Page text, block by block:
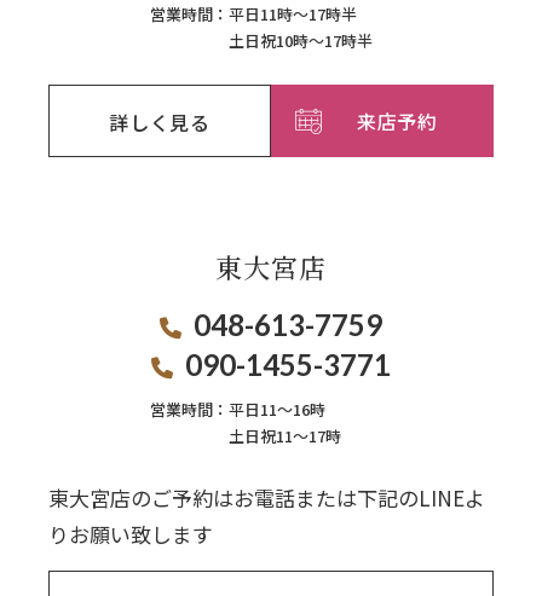
営業時間： 平日11時～17時半
土日祝10時～17時半
詳しく見る 来店予約
東大宮店
048-613-7759
090-1455-3771
営業時間： 平日11〜16時
土日祝11〜17時
東大宮店のご予約はお電話または下記のLINEよ
りお願い致します